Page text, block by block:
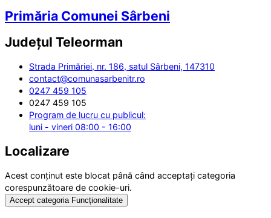
Primăria Comunei Sârbeni
Județul Teleorman
Strada Primăriei, nr. 186, satul Sârbeni, 147310
contact@comunasarbenitr.ro
0247 459 105
0247 459 105
Program de lucru cu publicul:
luni - vineri 08:00 - 16:00
Localizare
Acest conținut este blocat până când acceptați categoria
corespunzătoare de cookie-uri.
Accept categoria Funcționalitate